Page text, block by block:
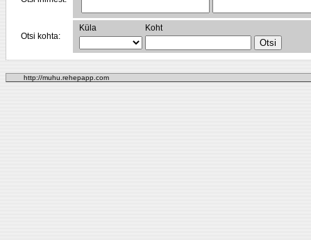
Otsi kohta:
Küla Koht
http://muhu.rehepapp.com